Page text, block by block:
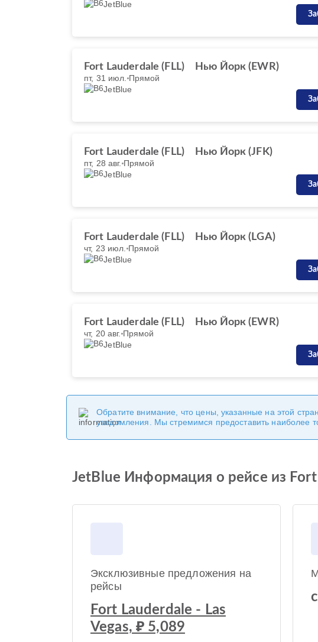
JetBlue
Fort Lauderdale (FLL) Нью Йорк (EWR)
пт, 31 июл. Прямой
JetBlue
Fort Lauderdale (FLL) Нью Йорк (JFK)
пт, 28 авг. Прямой
JetBlue
Fort Lauderdale (FLL) Нью Йорк (LGA)
чт, 23 июл. Прямой
JetBlue
Fort Lauderdale (FLL) Нью Йорк (EWR)
чт, 20 авг. Прямой
JetBlue
Обратите внимание, что цены, указанные на этой
уведомления. Мы стремимся предоставить наиболее
JetBlue Информация о рейсе из
Эксклюзивные предложения на
рейсы
Fort Lauderdale - Las
Vegas, ₽ 5,089